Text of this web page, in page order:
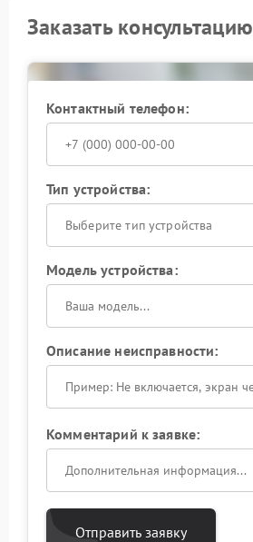
Заказать консультацию
Контактный телефон:
Тип устройства:
Выберите тип устройства
Модель устройства:
Описание неисправности:
Комментарий к заявке:
Отправить заявку